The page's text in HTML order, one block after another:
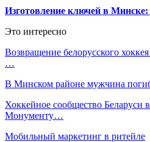
Изготовление ключей в Минске:
Это интересно
Возвращение белорусского
…
В Минском районе мужчина
Хоккейное сообщество Беларуси
Монументу…
Мобильный маркетинг в ритейле